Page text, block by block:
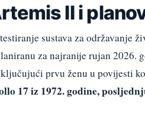
II i
sustava za održavanje
za najranije rujan 2026.
prvu ženu u povijesti
17 iz 1972. godine,